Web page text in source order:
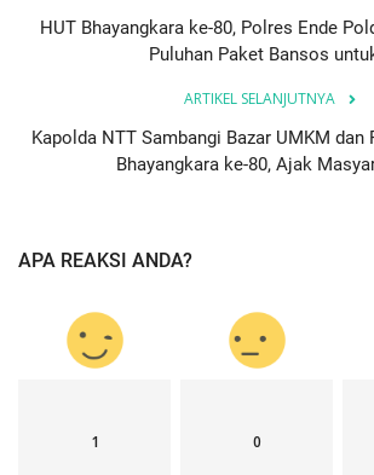
HUT Bhayangkara ke-80, Polres Ende
Puluhan Paket Bansos
ARTIKEL SELANJUTNYA
Kapolda NTT Sambangi Bazar UMKM dan
Bhayangkara ke-80, Ajak
APA REAKSI ANDA?
1 0